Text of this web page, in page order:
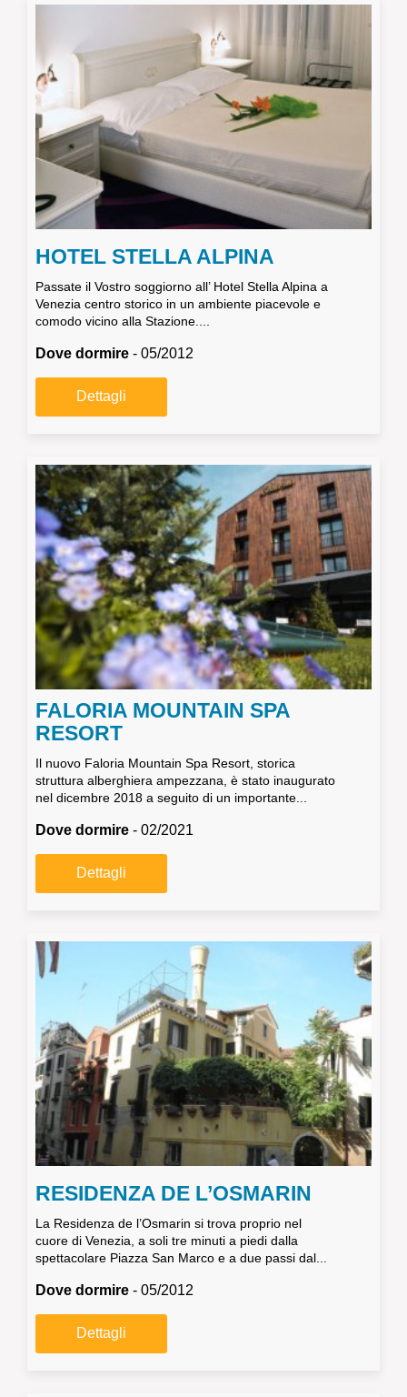
HOTEL STELLA ALPINA
Passate il Vostro soggiorno all’ Hotel Stella Alpina a
Venezia centro storico in un ambiente piacevole e
comodo vicino alla Stazione....
Dove dormire - 05/2012
Dettagli
FALORIA MOUNTAIN SPA
RESORT
Il nuovo Faloria Mountain Spa Resort, storica
struttura alberghiera ampezzana, è stato inaugurato
nel dicembre 2018 a seguito di un importante...
Dove dormire - 02/2021
Dettagli
RESIDENZA DE L’OSMARIN
La Residenza de l’Osmarin si trova proprio nel
cuore di Venezia, a soli tre minuti a piedi dalla
spettacolare Piazza San Marco e a due passi dal...
Dove dormire - 05/2012
Dettagli